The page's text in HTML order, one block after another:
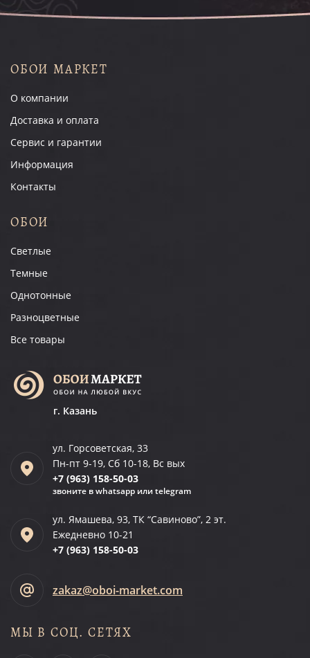
ОБОИ МАРКЕТ
О компании
Доставка и оплата
Сервис и гарантии
Информация
Контакты
ОБОИ
Светлые
Темные
Однотонные
Разноцветные
Все товары
г. Казань
ул. Горсоветская, 33
Пн-пт 9-19, Сб 10-18, Вс вых
+7 (963) 158-50-03
звоните в whatsapp или telegram
ул. Ямашева, 93, ТК “Савиново”, 2 эт.
Ежедневно 10-21
+7 (963) 158-50-03
zakaz@oboi-market.com
МЫ В СОЦ. СЕТЯХ